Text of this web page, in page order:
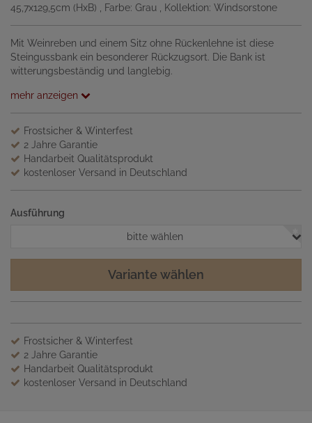
45,7x129,5cm (HxB)
, Farbe: Grau , Kollektion: Windsorstone
Mit Weinreben und einem Sitz ohne Rückenlehne ist diese
Steingussbank ein besonderer Rückzugsort. Die Bank ist
witterungsbeständig und langlebig.
mehr anzeigen
Frostsicher & Winterfest
2 Jahre Garantie
Handarbeit Qualitätsprodukt
kostenloser Versand in Deutschland
Ausführung
bitte wählen
Variante wählen
Frostsicher & Winterfest
2 Jahre Garantie
Handarbeit Qualitätsprodukt
kostenloser Versand in Deutschland